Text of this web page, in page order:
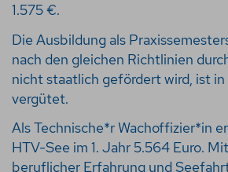
1.575 €.
Die Ausbildung als
nach den gleichen Richtlinien
nicht staatlich gefördert wird, ist
vergütet.
Als Technische*r Wachoffizier*in
HTV-See im 1. Jahr 5.564 Euro.
beruflicher Erfahrung und